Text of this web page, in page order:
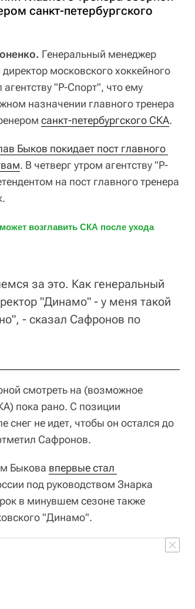
санкт-петербургского
Генеральный менеджер
московского хоккейного
"Р-Спорт", что ему
назначении главного тренера
санкт-петербургского СКА.
Быков покидает пост главного
. В четверг утром агентству "Р-
на пост главного тренера
возглавить СКА после ухода
за это. Как генеральный
"Динамо" - у меня такой
- сказал Сафронов по
смотреть на (возможное
пока рано. С позиции
снег не идет, чтобы он остался до
Сафронов.
Быкова впервые стал
под руководством Знарка
в минувшем сезоне также
"Динамо".